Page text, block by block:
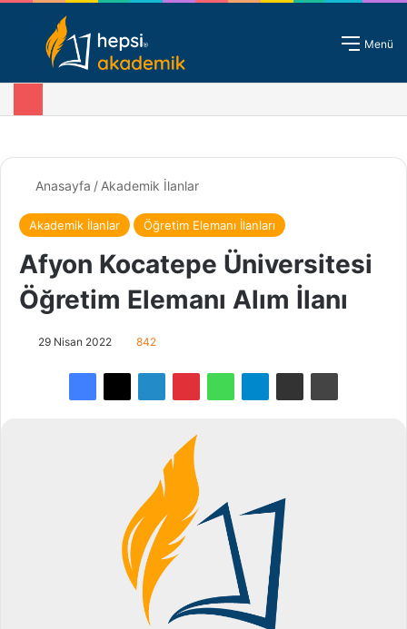
Giriş - Kayıt Menü
Anasayfa / Akademik İlanlar
Akademik İlanlar Öğretim Elemanı İlanları
Afyon Kocatepe Üniversitesi
Öğretim Elemanı Alım İlanı
29 Nisan 2022 842